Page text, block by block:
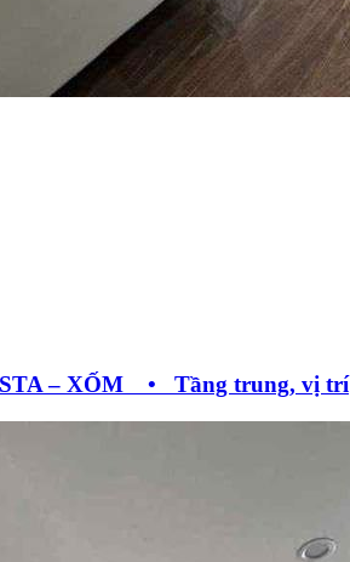
– XỐM • Tầng trung, vị trí